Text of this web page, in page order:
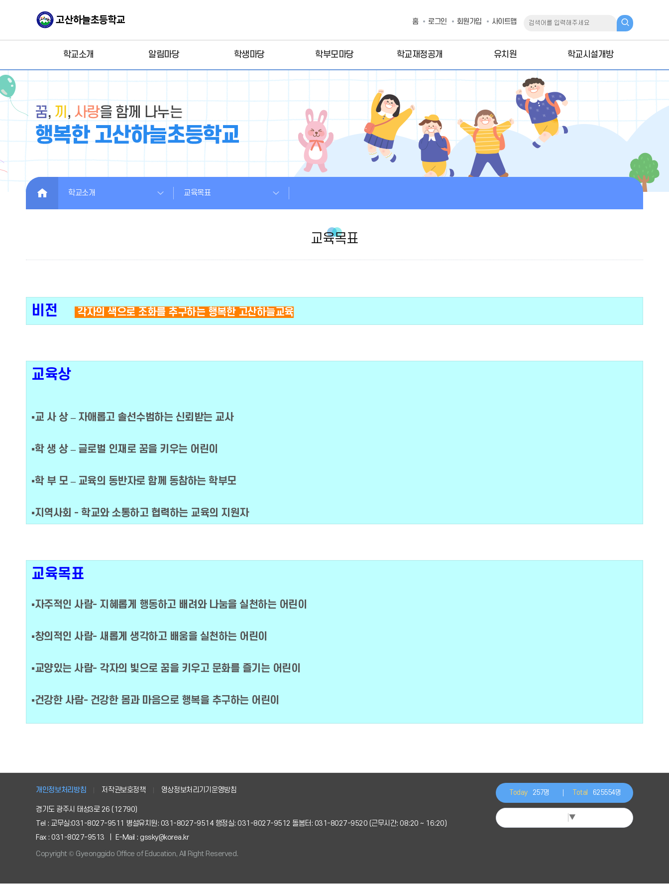
홈 로그인 회원가입 사이트맵
학교소개 알림마당 학생마당 학부모마당 학교재정공개 유치원 학교시설개방
HOME 학교소개 교육목표
교육목표
비전 각자의 색으로 조화를 추구하는 행복한 고산하늘교육
교육상
▪교 사 상 – 자애롭고 솔선수범하는 신뢰받는 교사
▪학 생 상 – 글로벌 인재로 꿈을 키우는 어린이
▪학 부 모 – 교육의 동반자로 함께 동참하는 학부모
▪지역사회 - 학교와 소통하고 협력하는 교육의 지원자
교육목표
▪자주적인 사람- 지혜롭게 행동하고 배려와 나눔을 실천하는 어린이
▪창의적인 사람- 새롭게 생각하고 배움을 실천하는 어린이
▪교양있는 사람- 각자의 빛으로 꿈을 키우고 문화를 즐기는 어린이
▪건강한 사람- 건강한 몸과 마음으로 행복을 추구하는 어린이
개인정보처리방침 저작권보호정책 영상정보처리기기운영방침
경기도 광주시 태성3로 26 (12790)
Tel : 교무실:031-8027-9511 병설유치원: 031-8027-9514 행정실: 031-8027-9512 돌봄터: 031-8027-9520 (근무시간: 08:20 ~ 16:20)
Fax : 031-8027-9513 | E-Mail : gssky@korea.kr
Today 257명 Total 625554명
▼
Copyright © Gyeonggido Office of Education, All Right Reserved.